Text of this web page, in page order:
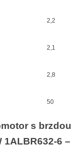
2,2
2,1
2,8
50
s brzdou
1ALBR632-6 –